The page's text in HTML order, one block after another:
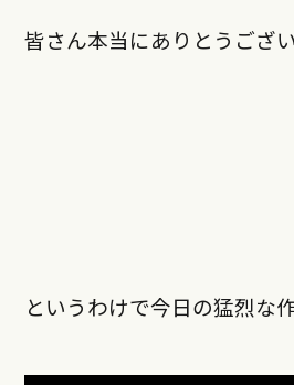
皆さん本当にありとうござ
というわけで今日の猛烈な